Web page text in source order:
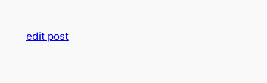
edit post